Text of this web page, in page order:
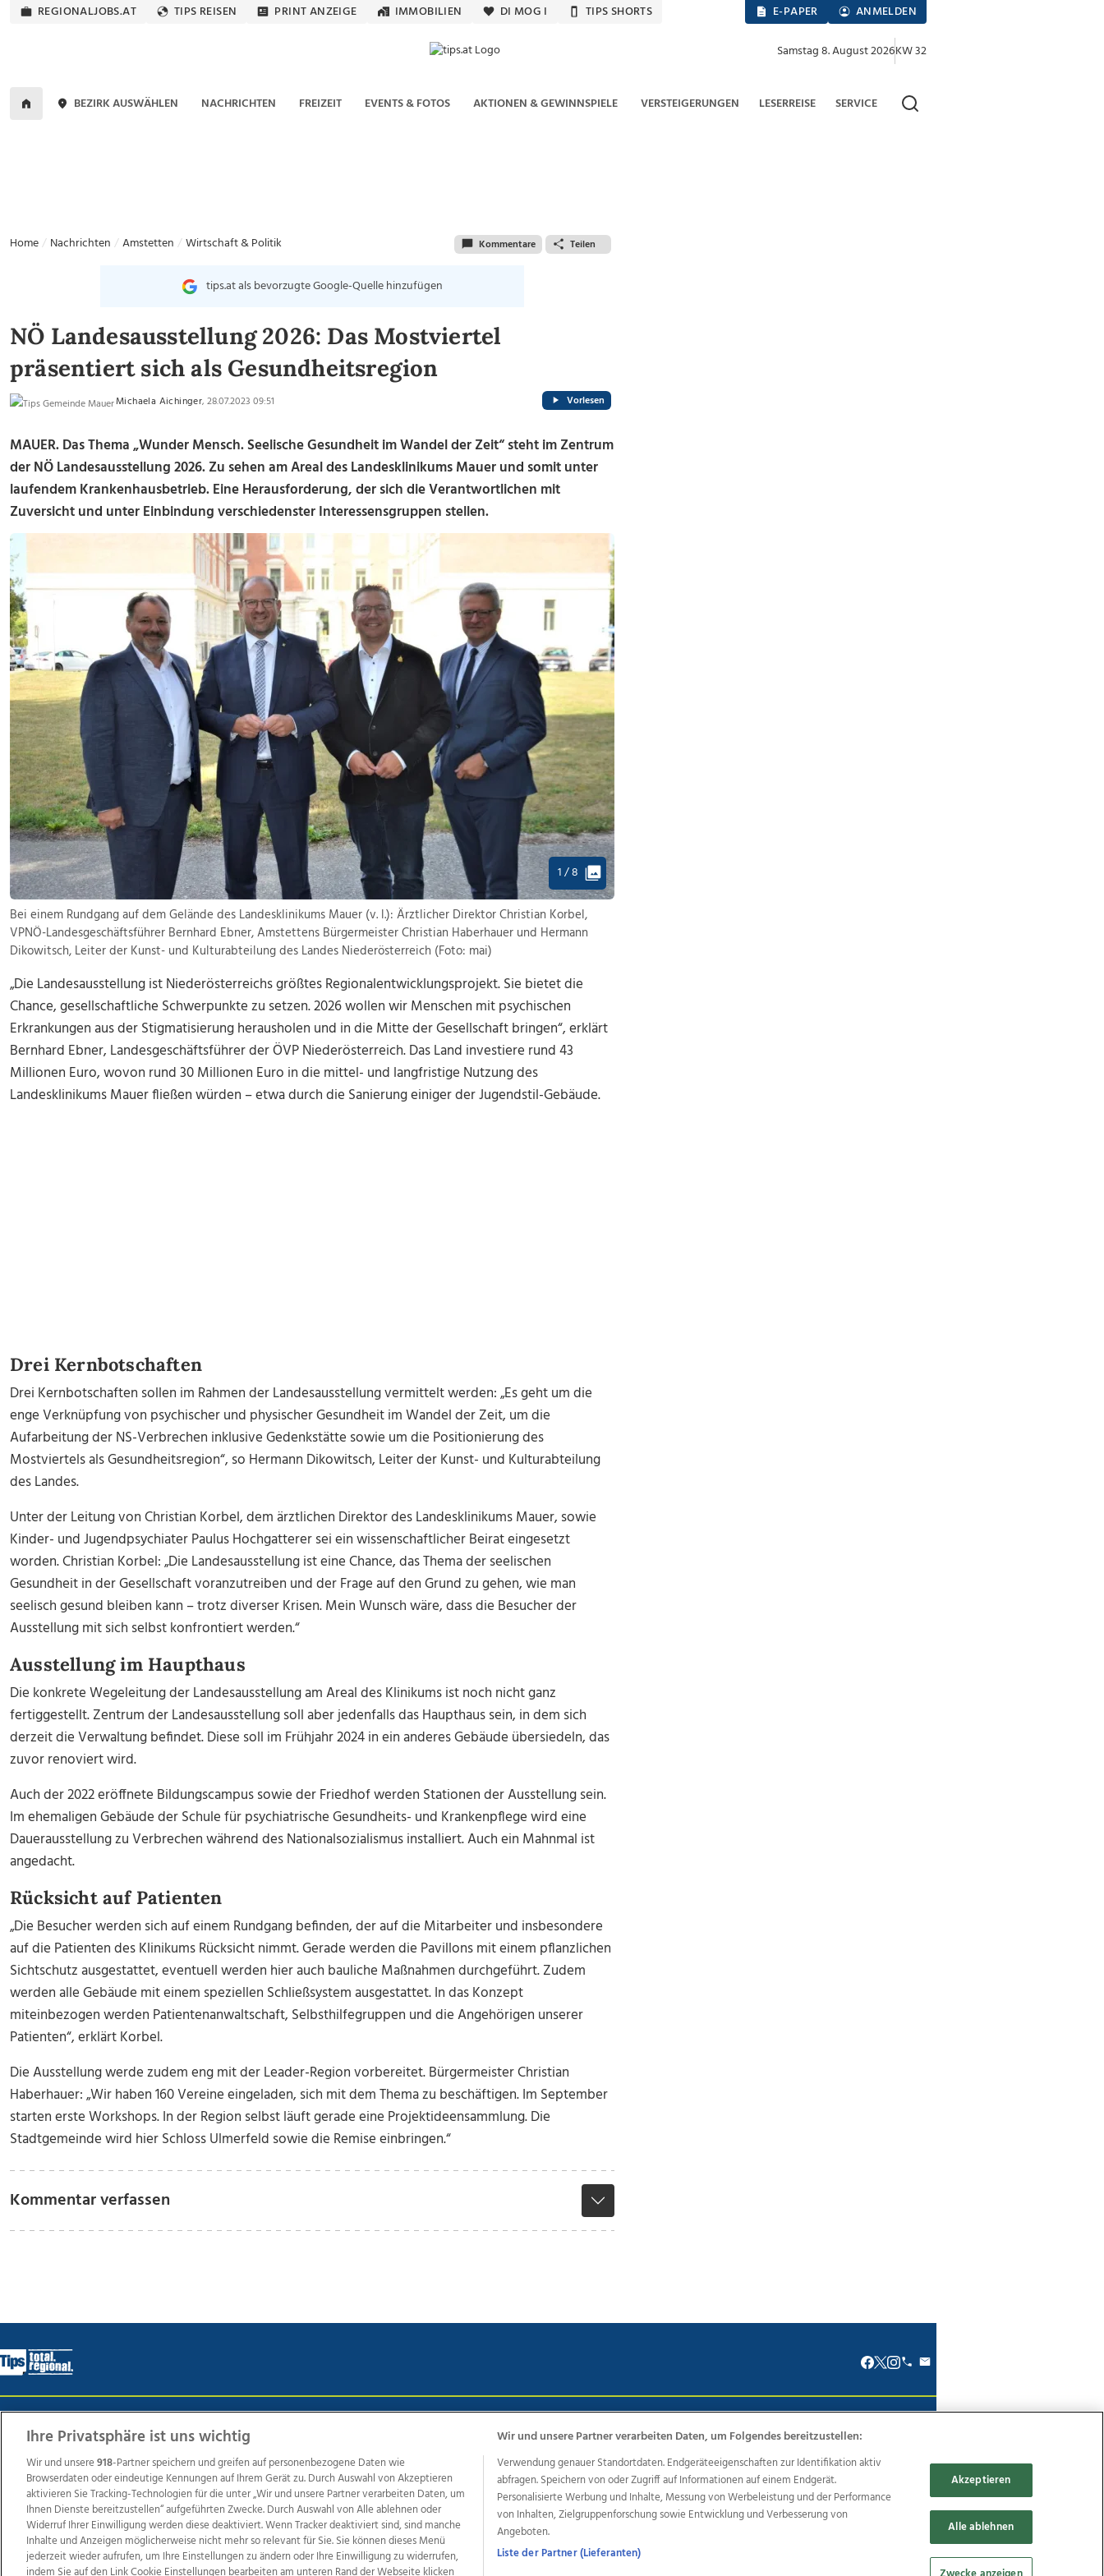
REGIONALJOBS.AT TIPS REISEN PRINT ANZEIGE IMMOBILIEN DI MOG I TIPS SHORTS E-PAPER ANMELDEN
Samstag 8. August 2026KW 32
BEZIRK AUSWÄHLEN NACHRICHTEN FREIZEIT EVENTS & FOTOS AKTIONEN & GEWINNSPIELE VERSTEIGERUNGEN LESERREISE SERVICE
Home Nachrichten Amstetten Wirtschaft & Politik Kommentare Teilen
tips.at als bevorzugte Google-Quelle hinzufügen
NÖ Landesausstellung 2026: Das Mostviertel
präsentiert sich als Gesundheitsregion
Michaela Aichinger, 28.07.2023 09:51 Vorlesen
MAUER.Das Thema „Wunder Mensch. Seelische Gesundheit im Wandel der Zeit“ steht im Zentrum
der NÖ Landesausstellung 2026. Zu sehen am Areal des Landesklinikums Mauer und somit unter
laufendem Krankenhausbetrieb. Eine Herausforderung, der sich die Verantwortlichen mit
Zuversicht und unter Einbindung verschiedenster Interessensgruppen stellen.
1 / 8
Bei einem Rundgang auf dem Gelände des Landesklinikums Mauer (v. l.): Ärztlicher Direktor Christian Korbel,
VPNÖ-Landesgeschäftsführer Bernhard Ebner, Amstettens Bürgermeister Christian Haberhauer und Hermann
Dikowitsch, Leiter der Kunst- und Kulturabteilung des Landes Niederösterreich (Foto: mai)
„Die Landesausstellung ist Niederösterreichs größtes Regionalentwicklungsprojekt. Sie bietet die
Chance, gesellschaftliche Schwerpunkte zu setzen. 2026 wollen wir Menschen mit psychischen
Erkrankungen aus der Stigmatisierung herausholen und in die Mitte der Gesellschaft bringen“, erklärt
Bernhard Ebner, Landesgeschäftsführer der ÖVP Niederösterreich. Das Land investiere rund 43
Millionen Euro, wovon rund 30 Millionen Euro in die mittel- und langfristige Nutzung des
Landesklinikums Mauer fließen würden – etwa durch die Sanierung einiger der Jugendstil-Gebäude.
Drei Kernbotschaften
Drei Kernbotschaften sollen im Rahmen der Landesausstellung vermittelt werden: „Es geht um die
enge Verknüpfung von psychischer und physischer Gesundheit im Wandel der Zeit, um die
Aufarbeitung der NS-Verbrechen inklusive Gedenkstätte sowie um die Positionierung des
Mostviertels als Gesundheitsregion“, so Hermann Dikowitsch, Leiter der Kunst- und Kulturabteilung
des Landes.
Unter der Leitung von Christian Korbel, dem ärztlichen Direktor des Landesklinikums Mauer, sowie
Kinder- und Jugendpsychiater Paulus Hochgatterer sei ein wissenschaftlicher Beirat eingesetzt
worden. Christian Korbel: „Die Landesausstellung ist eine Chance, das Thema der seelischen
Gesundheit in der Gesellschaft voranzutreiben und der Frage auf den Grund zu gehen, wie man
seelisch gesund bleiben kann – trotz diverser Krisen. Mein Wunsch wäre, dass die Besucher der
Ausstellung mit sich selbst konfrontiert werden.“
Ausstellung im Haupthaus
Die konkrete Wegeleitung der Landesausstellung am Areal des Klinikums ist noch nicht ganz
fertiggestellt. Zentrum der Landesausstellung soll aber jedenfalls das Haupthaus sein, in dem sich
derzeit die Verwaltung befindet. Diese soll im Frühjahr 2024 in ein anderes Gebäude übersiedeln, das
zuvor renoviert wird.
Auch der 2022 eröffnete Bildungscampus sowie der Friedhof werden Stationen der Ausstellung sein.
Im ehemaligen Gebäude der Schule für psychiatrische Gesundheits- und Krankenpflege wird eine
Dauerausstellung zu Verbrechen während des Nationalsozialismus installiert. Auch ein Mahnmal ist
angedacht.
Rücksicht auf Patienten
„Die Besucher werden sich auf einem Rundgang befinden, der auf die Mitarbeiter und insbesondere
auf die Patienten des Klinikums Rücksicht nimmt. Gerade werden die Pavillons mit einem pflanzlichen
Sichtschutz ausgestattet, eventuell werden hier auch bauliche Maßnahmen durchgeführt. Zudem
werden alle Gebäude mit einem speziellen Schließsystem ausgestattet. In das Konzept
miteinbezogen werden Patientenanwaltschaft, Selbsthilfegruppen und die Angehörigen unserer
Patienten“, erklärt Korbel.
Die Ausstellung werde zudem eng mit der Leader-Region vorbereitet. Bürgermeister Christian
Haberhauer: „Wir haben 160 Vereine eingeladen, sich mit dem Thema zu beschäftigen. Im September
starten erste Workshops. In der Region selbst läuft gerade eine Projektideensammlung. Die
Stadtgemeinde wird hier Schloss Ulmerfeld sowie die Remise einbringen.“
Kommentar verfassen
Wir über uns Mediadaten Kontakt AGB Anzeigekunden AGB Website Ehrenkodex Politische Werbung
Weitere Angebote des Medienhauses Wimmer
TV1 di-mog-i.at OÖNow Ischler Woche Life Radio OÖNachrichten OÖN Immobilien OÖN Karriere OÖN Reise
Promenaden Galerien
Regionaljobs
wasistlos.at wirtrauern.at
Ihre Privatsphäre ist uns wichtig
Wir und unsere918-Partner speichern und greifen auf personenbezogene Daten wie
Browserdaten oder eindeutige Kennungen auf Ihrem Gerät zu. Durch Auswahl von Akzeptieren
aktivieren Sie Tracking-Technologien für die unter „Wir und unsere Partner verarbeiten Daten, um
Ihnen Dienste bereitzustellen“ aufgeführten Zwecke. Durch Auswahl von Alle ablehnen oder
Widerruf Ihrer Einwilligung werden diese deaktiviert. Wenn Tracker deaktiviert sind, sind manche
Inhalte und Anzeigen möglicherweise nicht mehr so relevant für Sie. Sie können dieses Menü
jederzeit wieder aufrufen, um Ihre Einstellungen zu ändern oder Ihre Einwilligung zu widerrufen,
indem Sie auf den Link Cookie Einstellungen bearbeiten am unteren Rand der Webseite klicken
Wir und unsere Partner verarbeiten Daten, um Folgendes bereitzustellen:
Verwendung genauer Standortdaten. Endgeräteeigenschaften zur Identifikation aktiv
abfragen. Speichern von oder Zugriff auf Informationen auf einem Endgerät.
Personalisierte Werbung und Inhalte, Messung von Werbeleistung und der Performance
von Inhalten, Zielgruppenforschung sowie Entwicklung und Verbesserung von
Angeboten.
Liste der Partner (Lieferanten)
Akzeptieren
Alle ablehnen